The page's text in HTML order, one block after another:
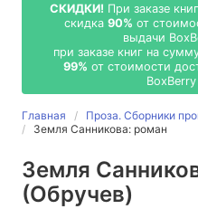
СКИДКИ! При заказе
скидка 90% от
выдачи
при заказе книг на
99% от стоимости
Главная
Проза. Сборники
Земля Санникова: роман
Земля
(Обручев)